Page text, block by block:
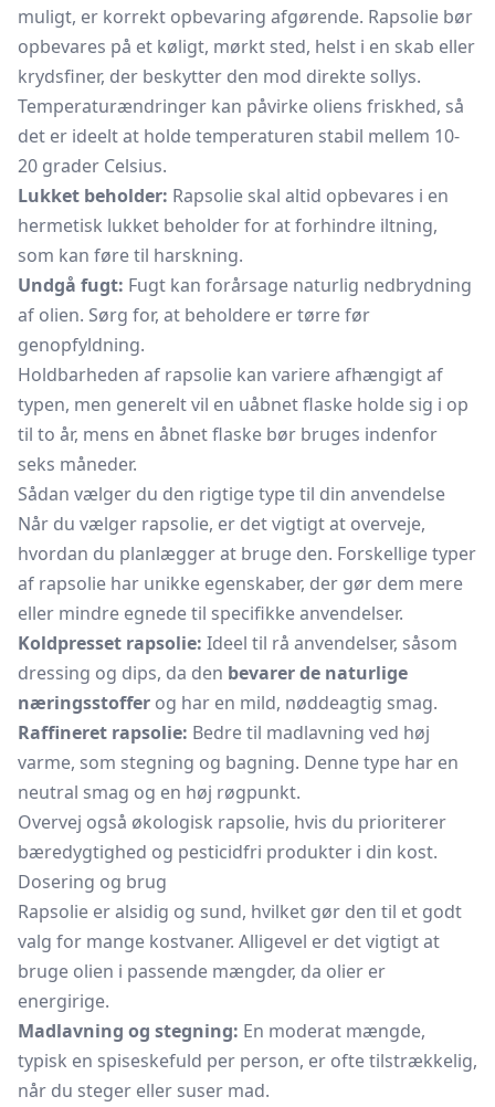
muligt, er korrekt opbevaring afgørende. Rapsolie bør
opbevares på et køligt, mørkt sted, helst i en skab eller
krydsfiner, der beskytter den mod direkte sollys.
Temperaturændringer kan påvirke oliens friskhed, så
det er ideelt at holde temperaturen stabil mellem 10-
20 grader Celsius.
Lukket beholder: Rapsolie skal altid opbevares i en
hermetisk lukket beholder for at forhindre iltning,
som kan føre til harskning.
Undgå fugt: Fugt kan forårsage naturlig nedbrydning
af olien. Sørg for, at beholdere er tørre før
genopfyldning.
Holdbarheden af rapsolie kan variere afhængigt af
typen, men generelt vil en uåbnet flaske holde sig i op
til to år, mens en åbnet flaske bør bruges indenfor
seks måneder.
Sådan vælger du den rigtige type til din anvendelse
Når du vælger rapsolie, er det vigtigt at overveje,
hvordan du planlægger at bruge den. Forskellige typer
af rapsolie har unikke egenskaber, der gør dem mere
eller mindre egnede til specifikke anvendelser.
Koldpresset rapsolie: Ideel til rå anvendelser, såsom
dressing og dips, da den bevarer de naturlige
næringsstoffer og har en mild, nøddeagtig smag.
Raffineret rapsolie: Bedre til madlavning ved høj
varme, som stegning og bagning. Denne type har en
neutral smag og en høj røgpunkt.
Overvej også økologisk rapsolie, hvis du prioriterer
bæredygtighed og pesticidfri produkter i din kost.
Dosering og brug
Rapsolie er alsidig og sund, hvilket gør den til et godt
valg for mange kostvaner. Alligevel er det vigtigt at
bruge olien i passende mængder, da olier er
energirige.
Madlavning og stegning: En moderat mængde,
typisk en spiseskefuld per person, er ofte tilstrækkelig,
når du steger eller suser mad.